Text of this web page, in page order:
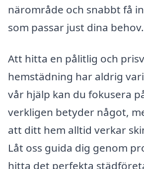
närområde och snabbt få
som passar just dina behov.
Att hitta en pålitlig och
hemstädning har aldrig
vår hjälp kan du fokusera
verkligen betyder något,
att ditt hem alltid verkar
Låt oss guida dig genom
hitta det perfekta